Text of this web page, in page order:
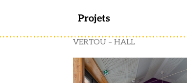
Projets
VERTOU – HALL